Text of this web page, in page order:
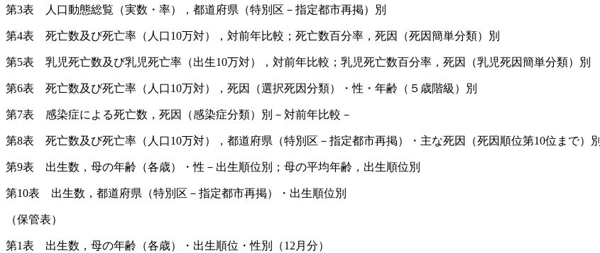
第3表 人口動態総覧（実数・率），都道府県（特別区－指定都市再掲）別
第4表 死亡数及び死亡率（人口10万対），対前年比較；死亡数百分率，死因（死因簡単分類）別
第5表 乳児死亡数及び乳児死亡率（出生10万対），対前年比較；乳児死亡数百分率，死因（乳児死因簡単分類）別
第6表 死亡数及び死亡率（人口10万対），死因（選択死因分類）・性・年齢（５歳階級）別
第7表 感染症による死亡数，死因（感染症分類）別－対前年比較－
第8表 死亡数及び死亡率（人口10万対），都道府県（特別区－指定都市再掲）・主な死因（死因順位第10位まで）別
第9表 出生数，母の年齢（各歳）・性－出生順位別；母の平均年齢，出生順位別
第10表 出生数，都道府県（特別区－指定都市再掲）・出生順位別
（保管表）
第1表 出生数，母の年齢（各歳）・出生順位・性別（12月分）